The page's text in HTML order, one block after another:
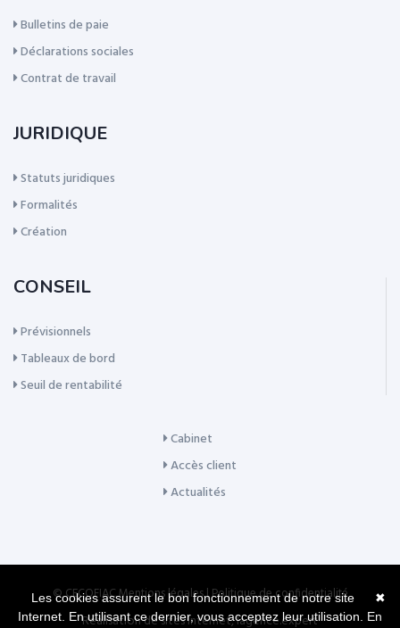
Bulletins de paie
Déclarations sociales
Contrat de travail
JURIDIQUE
Statuts juridiques
Formalités
Création
CONSEIL
Prévisionnels
Tableaux de bord
Seuil de rentabilité
Cabinet
Accès client
Actualités
© CECOFIACMentions légales|Politique de confidentialité
Réalisation de sites Internet,lagence.expert
✖
Les cookies assurent le bon fonctionnement de notre site
Internet. En utilisant ce dernier, vous acceptez leur utilisation. En